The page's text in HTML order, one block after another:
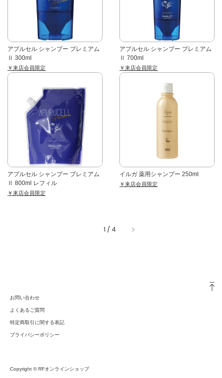
アプルセル シャンプー プレミアム
Ⅱ 300ml
￥来店会員限定
アプルセル シャンプー プレミアム
Ⅱ 700ml
￥来店会員限定
アプルセル シャンプー プレミアム
Ⅱ 800ml レフィル
￥来店会員限定
イルガ 薬用シャンプー 250ml
￥来店会員限定
1 / 4
お問い合わせ
よくあるご質問
特定商取引に関する表記
プライバシーポリシー
Copyright © RFオンラインショップ